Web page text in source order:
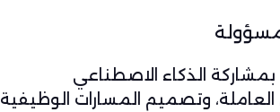
الذكاء الاصطناعي
وتصميم المسارات